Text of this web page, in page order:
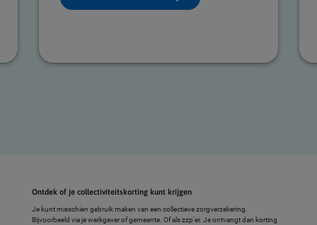
Ontdek of je collectiviteitskorting kunt krijgen
Je kunt misschien gebruik maken van een collectieve zorgverzekering.
Bijvoorbeeld via je werkgever of gemeente. Of als zzp'er. Je ontvangt dan korting